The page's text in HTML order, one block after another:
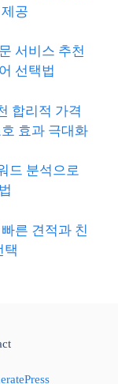
공
서비스 추천
선택법
합리적 가격
효과 극대화
드 분석으로
른 견적과 친
택